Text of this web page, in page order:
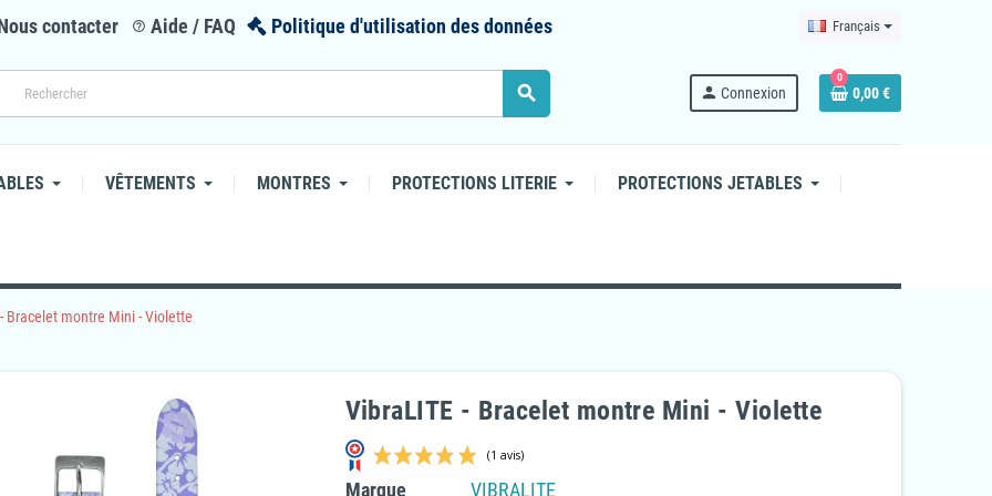
contacter help_outline Aide / FAQ Politique d'utilisation des données Français
search person Connexion
0
0,00 €
VÊTEMENTS MONTRES PROTECTIONS LITERIE PROTECTIONS JETABLES
Bracelet montre Mini - Violette
VibraLITE - Bracelet montre Mini - Violette
Marque VIBRALITE